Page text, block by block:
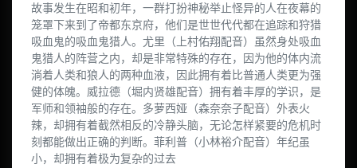
故事发生在昭和初年，一群打扮神秘举止怪异的人在夜幕的
笼罩下来到了帝都东京府，他们是世世代代都在追踪和狩猎
吸血鬼的吸血鬼猎人。尤里（上村佑翔配音）虽然身处吸血
鬼猎人的阵营之内，却是非常特殊的存在，因为他的体内流
淌着人类和狼人的两种血液，因此拥有着比普通人类更为强
健的体魄。威拉德（堀内贤雄配音）拥有着丰厚的学识，是
军师和领袖般的存在。多萝西娅（森奈奈子配音）外表火
辣，却拥有着截然相反的冷静头脑，无论怎样紧要的危机时
刻都能做出正确的判断。菲利普（小林裕介配音）年纪虽
小，却拥有着极为复杂的过去